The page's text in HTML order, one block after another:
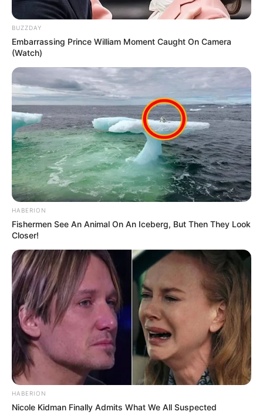
Deutschen Fachwerkstraße gehören.
Hotels in Ravensburg in Oberschwaben
Sowohl das milde Klima als auch die an
seinem Ufer liegenden märchenhaften
Ortschaften und Städte mit wunderschönen
Parkanlagen und Promenaden bieten unbegrenzte
Erholungsmöglichkeiten.
Hotels in Lindau am Bodensee
Thüringer Wald
Mit dem berühmten Rennsteig, seinen
Wäldern und geschichtsträchtigen Plätzen
ideales Ziel sowohl für Wander- und Naturfreunde als
Hotels in Neuhaus am Rennweg
Städtetourismus in Bayern:
Die schönsten Städte in Bayern
Das von unseren Seitenbesuchern
bestimmte Ranking der schönsten Städte
in Bayern, als beliebte Reiseziele für den
Städtetourismus, mit der Metropole
historischen Städten, wie der UNESCO-Weltkulturerbe-
BUZZDAY
Embarrassing Prince William Moment Caught On Camera
(Watch)
HABERION
Fishermen See An Animal On An Iceberg, But Then They Look
Closer!
HABERION
Nicole Kidman Finally Admits What We All Suspected